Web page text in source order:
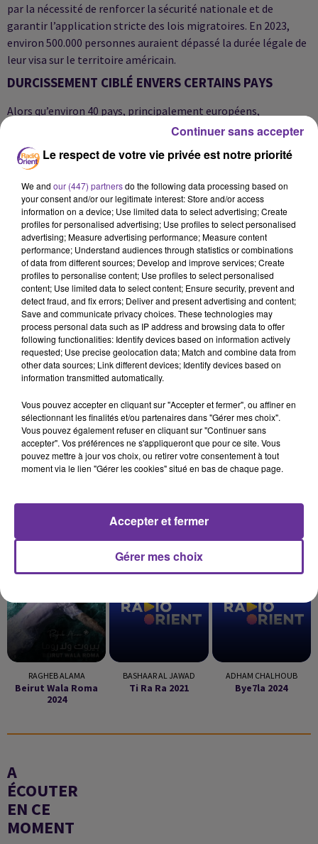
par la nécessité de renforcer la sécurité nationale et de
garantir l’application stricte des lois migratoires. En 2023,
environ 500.000 personnes auraient dépassé la durée légale de
leur visa sur le territoire américain.
DURCISSEMENT CIBLÉ ENVERS CERTAINS PAYS
Alors qu’environ 40 pays, principalement européens,
bénéficient toujours du programme d’exemption de visa
(ESTA) pour des séjours de moins de 90 jours, d’autres nations,
en particulier africaines, sont visées par un resserrement des
de la délivrance de visas pour ses ressortissants, en raison de
"violations répétées" des règles de séjour.
Cette annonce survient alors que le président Donald Trump,
revenu au pouvoir en janvier, a fait de la lutte contre
l’immigration clandestine une priorité absolue. Fin juillet,
Human Rights Watch a dénoncé les conditions de détention
dans certains centres pour migrants aux États-Unis, évoquant
des traitements dégradants et déshumanisants.
LA PLAYLIST
RAGHEB ALAMA
Beirut Wala Roma
2024
BASHAAR AL JAWAD
Ti Ra Ra 2021
ADHAM CHALHOUB
Bye7la 2024
A
ÉCOUTER
EN CE
MOMENT
Le respect de votre vie privée est notre priorité
We and our (447) partnersdo the following data processing based on
your consent and/or our legitimate interest: Store and/or access
information on a device; Use limited data to select advertising; Create
profiles for personalised advertising; Use profiles to select personalised
advertising; Measure advertising performance; Measure content
performance; Understand audiences through statistics or combinations
of data from different sources; Develop and improve services; Create
profiles to personalise content; Use profiles to select personalised
content; Use limited data to select content; Ensure security, prevent and
detect fraud, and fix errors; Deliver and present advertising and content;
Save and communicate privacy choices. These technologies may
process personal data such as IP address and browsing data to offer
following functionalities: Identify devices based on information actively
requested; Use precise geolocation data; Match and combine data from
other data sources; Link different devices; Identify devices based on
information transmitted automatically.
Vous pouvez accepter en cliquant sur "Accepter et fermer", ou affiner en
sélectionnant les finalités et/ou partenaires dans "Gérer mes choix".
Vous pouvez également refuser en cliquant sur "Continuer sans
accepter". Vos préférences ne s'appliqueront que pour ce site. Vous
pouvez mettre à jour vos choix, ou retirer votre consentement à tout
moment via le lien "Gérer les cookies" situé en bas de chaque page.
Gérer mes choix
Accepter et fermer
Continuer sans accepter